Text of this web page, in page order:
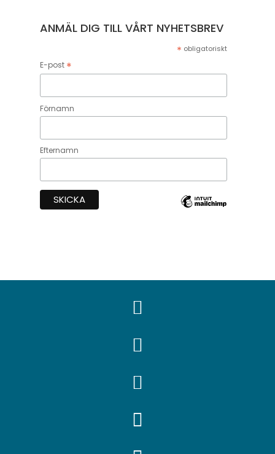
ANMÄL DIG TILL VÅRT NYHETSBREV
* obligatoriskt
E-post *
Förnamn
Efternamn



